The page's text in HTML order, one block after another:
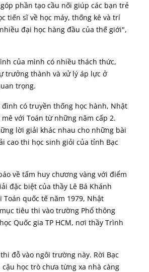
phần tạo cầu nối giúp các bạn trẻ
tiến sĩ về học máy, thống kê và trí
đại học hàng đầu của thế giới",
của mình có nhiều thách thức,
trưởng thành và xử lý áp lực ở
trọng.
có truyền thống học hành, Nhật
với Toán từ những năm cấp 2.
lời giải khác nhau cho những bài
cao thi học sinh giỏi của tỉnh Bạc
về tấm huy chương vàng với điểm
đặc biệt của thầy Lê Bá Khánh
quốc tế năm 1979, Nhật
tiêu thi vào trường Phổ thông
Quốc gia TP HCM, nơi thầy Trình
đỗ vào ngôi trường này. Rời Bạc
cậu học trò chưa từng xa nhà càng